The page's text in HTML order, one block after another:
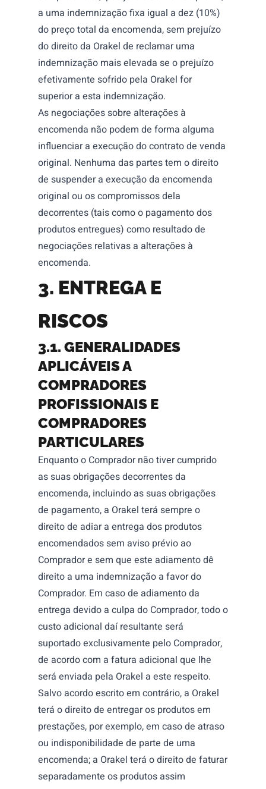
a uma indemnização fixa igual a dez (10%)
do preço total da encomenda, sem prejuízo
do direito da Orakel de reclamar uma
indemnização mais elevada se o prejuízo
efetivamente sofrido pela Orakel for
superior a esta indemnização.
As negociações sobre alterações à
encomenda não podem de forma alguma
influenciar a execução do contrato de venda
original. Nenhuma das partes tem o direito
de suspender a execução da encomenda
original ou os compromissos dela
decorrentes (tais como o pagamento dos
produtos entregues) como resultado de
negociações relativas a alterações à
encomenda.
3. ENTREGA E
RISCOS
3.1. GENERALIDADES
APLICÁVEIS A
COMPRADORES
PROFISSIONAIS E
COMPRADORES
PARTICULARES
Enquanto o Comprador não tiver cumprido
as suas obrigações decorrentes da
encomenda, incluindo as suas obrigações
de pagamento, a Orakel terá sempre o
direito de adiar a entrega dos produtos
encomendados sem aviso prévio ao
Comprador e sem que este adiamento dê
direito a uma indemnização a favor do
Comprador. Em caso de adiamento da
entrega devido a culpa do Comprador, todo o
custo adicional daí resultante será
suportado exclusivamente pelo Comprador,
de acordo com a fatura adicional que lhe
será enviada pela Orakel a este respeito.
Salvo acordo escrito em contrário, a Orakel
terá o direito de entregar os produtos em
prestações, por exemplo, em caso de atraso
ou indisponibilidade de parte de uma
encomenda; a Orakel terá o direito de faturar
separadamente os produtos assim